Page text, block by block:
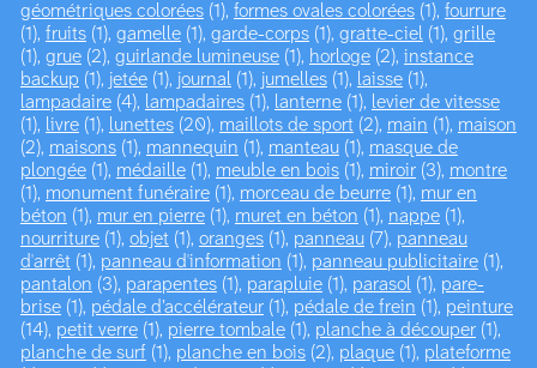
géométriques colorées(1), formes ovales colorées(1), fourrure
(1), fruits(1), gamelle(1), garde-corps(1), gratte-ciel(1), grille
(1), grue(2), guirlande lumineuse(1), horloge(2), instance
backup (1), jetée(1), journal(1), jumelles(1), laisse(1),
lampadaire(4), lampadaires(1), lanterne(1), levier de vitesse
(1), livre(1), lunettes(20), maillots de sport (2), main (1), maison
(2), maisons(1), mannequin (1), manteau(1), masque de
plongée(1), médaille(1), meuble en bois(1), miroir(3), montre
(1), monument funéraire(1), morceau de beurre(1), mur en
béton (1), mur en pierre(1), muret en béton (1), nappe(1),
nourriture(1), objet (1), oranges(1), panneau(7), panneau
d'arrêt (1), panneau d'information (1), panneau publicitaire(1),
pantalon (3), parapentes(1), parapluie(1), parasol(1), pare-
brise(1), pédale d’accélérateur(1), pédale de frein (1), peinture
(14), petit verre(1), pierre tombale(1), planche à découper(1),
planche de surf (1), planche en bois(2), plaque(1), plateforme